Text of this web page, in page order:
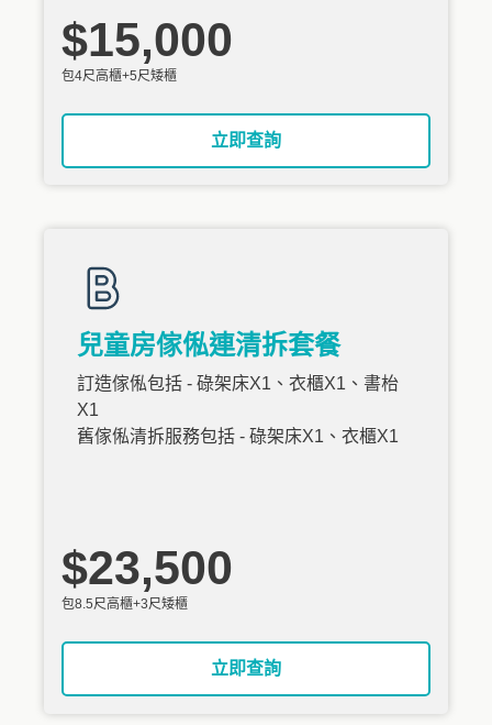
$15,000
包4尺高櫃+5尺矮櫃
立即查詢
兒童房傢俬連清拆套餐
訂造傢俬包括 - 碌架床X1、衣櫃X1、書枱
X1
舊傢俬清拆服務包括 - 碌架床X1、衣櫃X1
$23,500
包8.5尺高櫃+3尺矮櫃
立即查詢